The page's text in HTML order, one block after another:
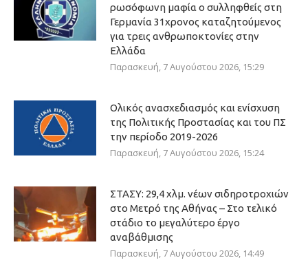
ρωσόφωνη μαφία ο συλληφθείς στη
Γερμανία 31χρονος καταζητούμενος
για τρεις ανθρωποκτονίες στην
Ελλάδα
Παρασκευή, 7 Αυγούστου 2026, 15:29
Ολικός ανασχεδιασμός και ενίσχυση
της Πολιτικής Προστασίας και του ΠΣ
την περίοδο 2019-2026
Παρασκευή, 7 Αυγούστου 2026, 15:24
ΣΤΑΣΥ: 29,4 χλμ. νέων σιδηροτροχιών
στο Μετρό της Αθήνας – Στο τελικό
στάδιο το μεγαλύτερο έργο
αναβάθμισης
Παρασκευή, 7 Αυγούστου 2026, 14:49